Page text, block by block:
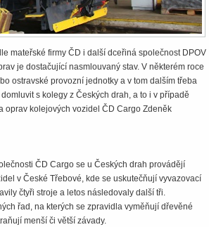
mateřské firmy ČD i další dceřiná společnost DPOV
je dostačující nasmlouvaný stav. V některém roce
ostravské provozní jednotky a v tom dalším třeba
s kolegy z Českých drah, a to i v případě
oprav kolejových vozidel ČD Cargo Zdeněk
ČD Cargo se u Českých drah provádějí
v České Třebové, kde se uskutečňují vyvazovací
čtyři stroje a letos následovaly další tři.
řad, na kterých se zpravidla vyměňují dřevěné
menší či větší závady.